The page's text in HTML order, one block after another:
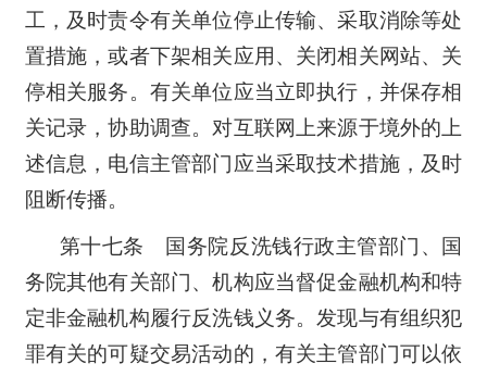
工，及时责令有关单位停止传输、采取消除等处
置措施，或者下架相关应用、关闭相关网站、关
停相关服务。有关单位应当立即执行，并保存相
关记录，协助调查。对互联网上来源于境外的上
述信息，电信主管部门应当采取技术措施，及时
阻断传播。
第十七条 国务院反洗钱行政主管部门、国
务院其他有关部门、机构应当督促金融机构和特
定非金融机构履行反洗钱义务。发现与有组织犯
罪有关的可疑交易活动的，有关主管部门可以依